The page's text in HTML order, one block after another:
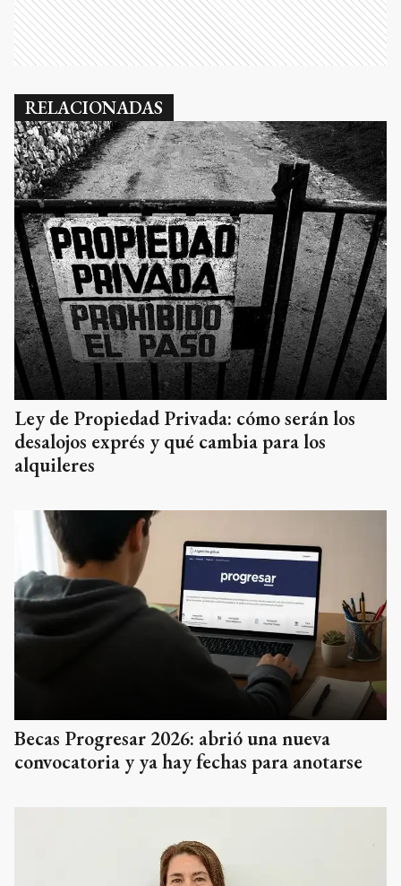
RELACIONADAS
Ley de Propiedad Privada: cómo serán los
desalojos exprés y qué cambia para los
alquileres
Becas Progresar 2026: abrió una nueva
convocatoria y ya hay fechas para anotarse